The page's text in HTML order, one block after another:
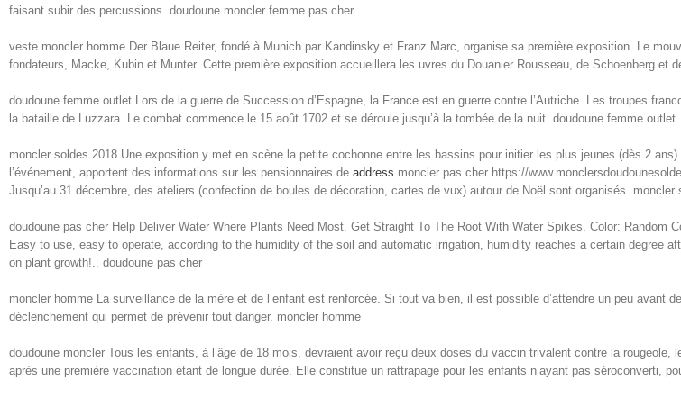
faisant subir des percussions. doudoune moncler femme pas cher
veste moncler homme Der Blaue Reiter, fondé à Munich par Kandinsky et Franz Marc, organise sa première exposition. Le
fondateurs, Macke, Kubin et Munter. Cette première exposition accueillera les uvres du Douanier Rousseau, de Schoenberg et
doudoune femme outlet Lors de la guerre de Succession d’Espagne, la France est en guerre contre l’Autriche. Les troupes
la bataille de Luzzara. Le combat commence le 15 août 1702 et se déroule jusqu’à la tombée de la nuit. doudoune femme outlet
moncler soldes 2018 Une exposition y met en scène la petite cochonne entre les bassins pour initier les plus jeunes (dès 2
l’événement, apportent des informations sur les pensionnaires de address moncler pas cher https://
Jusqu’au 31 décembre, des ateliers (confection de boules de décoration, cartes de vux) autour de Noël sont organisés. moncler
doudoune pas cher Help Deliver Water Where Plants Need Most. Get Straight To The Root With Water Spikes. Color:
Easy to use, easy to operate, according to the humidity of the soil and automatic irrigation, humidity reaches a certain degree
on plant growth!.. doudoune pas cher
moncler homme La surveillance de la mère et de l’enfant est renforcée. Si tout va bien, il est possible d’attendre un peu avant
déclenchement qui permet de prévenir tout danger. moncler homme
doudoune moncler Tous les enfants, à l’âge de 18 mois, devraient avoir reçu deux doses du vaccin trivalent contre la
après une première vaccination étant de longue durée. Elle constitue un rattrapage pour les enfants n’ayant pas séroconverti,